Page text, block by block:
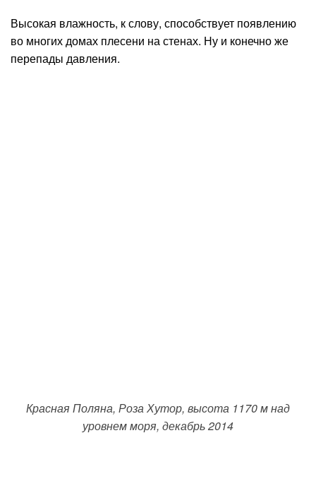
Высокая влажность, к слову, способствует появлению
во многих домах плесени на стенах. Ну и конечно же
перепады давления.
Красная Поляна, Роза Хутор, высота 1170 м над
уровнем моря, декабрь 2014